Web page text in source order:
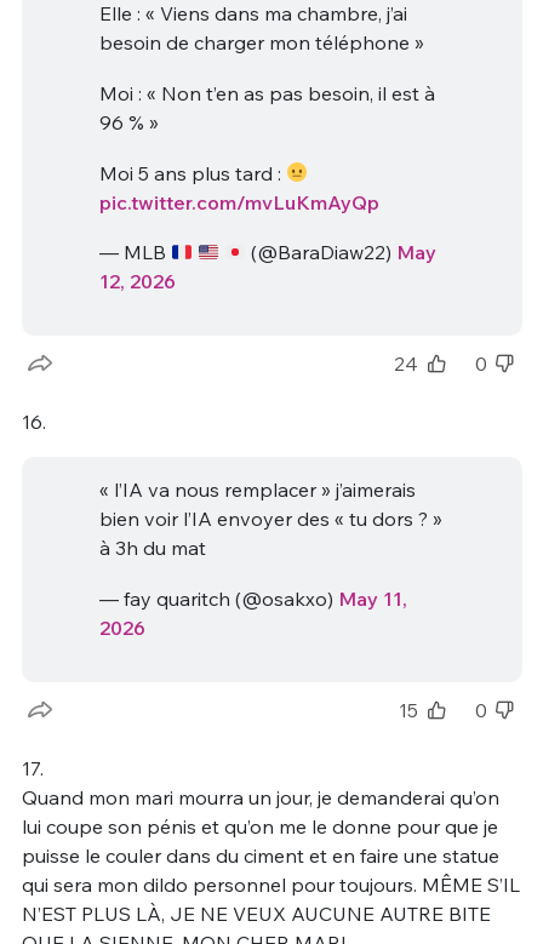
Elle : « Viens dans ma chambre, j’ai
besoin de charger mon téléphone »
Moi : « Non t’en as pas besoin, il est à
96 % »
Moi 5 ans plus tard :
pic.twitter.com/mvLuKmAyQp
— MLB (@BaraDiaw22) May
12, 2026
24 0
16.
« l’IA va nous remplacer » j’aimerais
bien voir l’IA envoyer des « tu dors ? »
à 3h du mat
— fay quaritch (@osakxo) May 11,
2026
15 0
17.
Quand mon mari mourra un jour, je demanderai qu’on
lui coupe son pénis et qu’on me le donne pour que je
puisse le couler dans du ciment et en faire une statue
qui sera mon dildo personnel pour toujours. MÊME S’IL
N’EST PLUS LÀ, JE NE VEUX AUCUNE AUTRE BITE